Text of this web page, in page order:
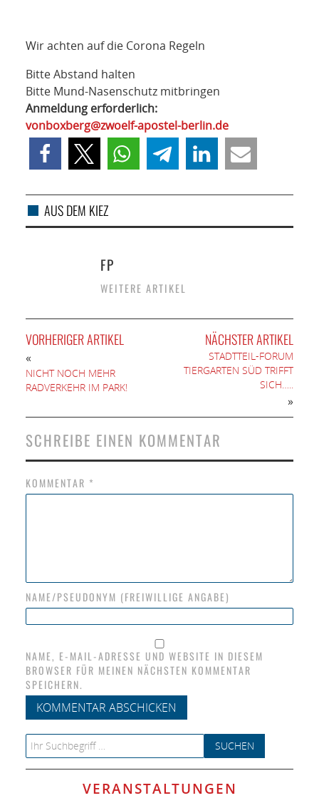
Wir achten auf die Corona Regeln
Bitte Abstand halten
Bitte Mund-Nasenschutz mitbringen
Anmeldung erforderlich:
vonboxberg@zwoelf-apostel-berlin.de
AUS DEM KIEZ
FP
WEITERE ARTIKEL
VORHERIGER ARTIKEL
«
NICHT NOCH MEHR
RADVERKEHR IM PARK!
NÄCHSTER ARTIKEL
STADTTEIL-FORUM
TIERGARTEN SÜD TRIFFT
SICH…..
»
SCHREIBE EINEN KOMMENTAR
KOMMENTAR *
NAME/PSEUDONYM (FREIWILLIGE ANGABE)
NAME, E-MAIL-ADRESSE UND WEBSITE IN DIESEM
BROWSER FÜR MEINEN NÄCHSTEN KOMMENTAR
SPEICHERN.
Search for:
VERANSTALTUNGEN